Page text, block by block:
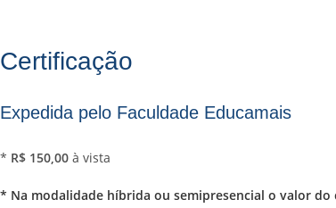
Certificação
Expedida pelo Faculdade Educamais
* R$ 150,00 à vista
* Na modalidade híbrida ou semipresencial o valor